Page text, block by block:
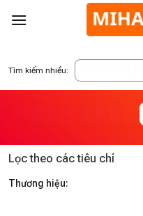
Tìm kiếm nhiều:
Lọc theo các tiêu chí
Thương hiệu: